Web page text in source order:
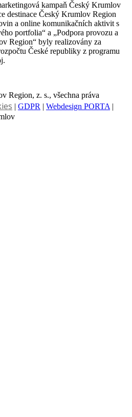
kampaň Český Krumlov
destinace Český Krumlov Region
a online komunikačních aktivit s
portfolia“ a „Podpora provozu a
Region“ byly realizovány za
České republiky z programu
Region, z. s., všechna práva
| GDPR | Webdesign PORTA |